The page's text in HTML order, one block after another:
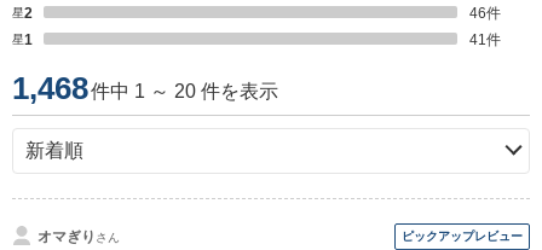
星2
46件
星1
41件
1,468件中 1 ～ 20 件を表示
オマぎり さん